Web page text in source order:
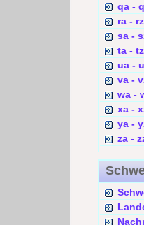
qa -
ra - rz
sa -
ta - tz
ua -
va -
wa -
xa -
ya -
za -